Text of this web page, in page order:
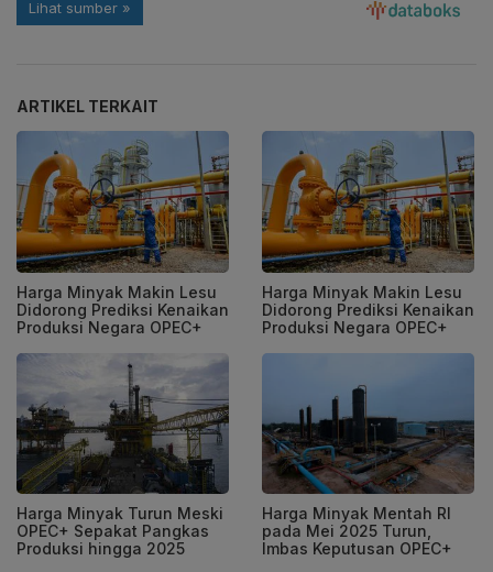
ARTIKEL TERKAIT
Harga Minyak Makin Lesu
Didorong Prediksi Kenaikan
Produksi Negara OPEC+
Harga Minyak Makin Lesu
Didorong Prediksi Kenaikan
Produksi Negara OPEC+
Harga Minyak Turun Meski
OPEC+ Sepakat Pangkas
Produksi hingga 2025
Harga Minyak Mentah RI
pada Mei 2025 Turun,
Imbas Keputusan OPEC+